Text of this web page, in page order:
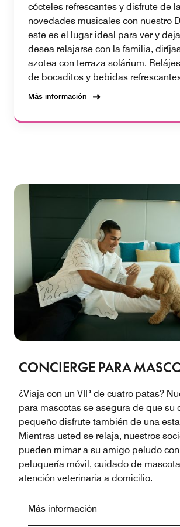
cócteles refrescantes y disfrute de
novedades musicales con nuestro
este es el lugar ideal para ver y
desea relajarse con la familia,
azotea con terraza solárium.
de bocaditos y bebidas
Más información
CONCIERGE PARA
¿Viaja con un VIP de cuatro patas?
para mascotas se asegura de que su
pequeño disfrute también de una
Mientras usted se relaja, nuestros
pueden mimar a su amigo peludo
peluquería móvil, cuidado de
atención veterinaria a domicilio.
Más información